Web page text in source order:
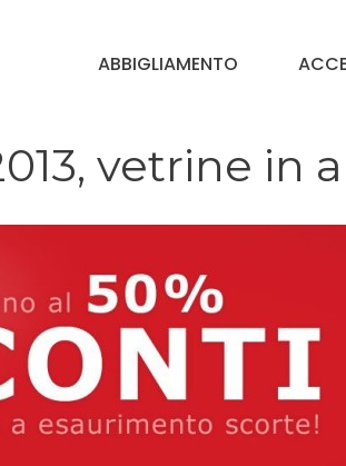
ABBIGLIAMENTO
vetrine in